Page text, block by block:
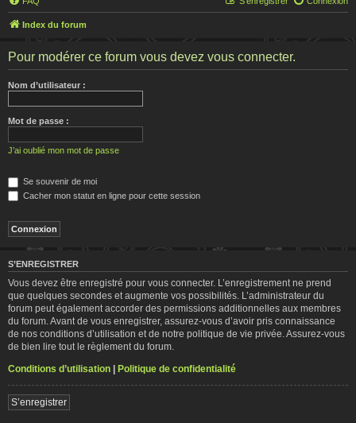
Index du forum
Pour modérer ce forum vous devez vous connecter.
Nom d’utilisateur :
Mot de passe :
J’ai oublié mon mot de passe
Se souvenir de moi
Cacher mon statut en ligne pour cette session
S’ENREGISTRER
Vous devez être enregistré pour vous connecter. L’enregistrement ne prend
que quelques secondes et augmente vos possibilités. L’administrateur du
forum peut également accorder des permissions additionnelles aux membres
du forum. Avant de vous enregistrer, assurez-vous d’avoir pris connaissance
de nos conditions d’utilisation et de notre politique de vie privée. Assurez-vous
de bien lire tout le règlement du forum.
Conditions d’utilisation | Politique de confidentialité
S’enregistrer